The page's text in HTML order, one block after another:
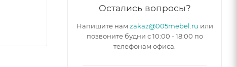
Остались вопросы?
Напишите нам zakaz@005mebel.ru или
позвоните будни с 10:00 - 18:00 по
телефонам офиса.